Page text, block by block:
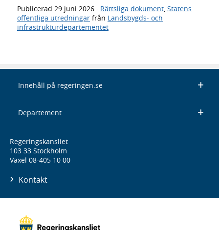
Publicerad 29 juni 2026 · Rättsliga dokument, Statens
offentliga utredningar från Landsbygds- och
infrastrukturdepartementet
Innehåll på regeringen.se
Departement
Regeringskansliet
103 33 Stockholm
Växel 08-405 10 00
Kontakt